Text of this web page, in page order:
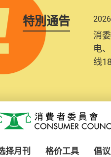
特別通告
消
电
线
费者委员会
择月刊 格价工具 倡议